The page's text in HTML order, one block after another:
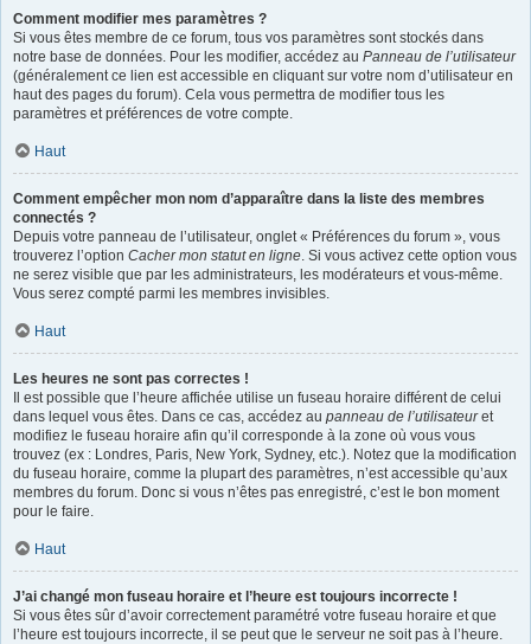
Comment modifier mes paramètres ?
Si vous êtes membre de ce forum, tous vos paramètres sont stockés dans
notre base de données. Pour les modifier, accédez au Panneau de l’utilisateur
(généralement ce lien est accessible en cliquant sur votre nom d’utilisateur en
haut des pages du forum). Cela vous permettra de modifier tous les
paramètres et préférences de votre compte.
Haut
Comment empêcher mon nom d’apparaître dans la liste des membres
connectés ?
Depuis votre panneau de l’utilisateur, onglet « Préférences du forum », vous
trouverez l’option Cacher mon statut en ligne. Si vous activez cette option vous
ne serez visible que par les administrateurs, les modérateurs et vous-même.
Vous serez compté parmi les membres invisibles.
Haut
Les heures ne sont pas correctes !
Il est possible que l’heure affichée utilise un fuseau horaire différent de celui
dans lequel vous êtes. Dans ce cas, accédez au panneau de l’utilisateuret
modifiez le fuseau horaire afin qu’il corresponde à la zone où vous vous
trouvez (ex : Londres, Paris, New York, Sydney, etc.). Notez que la modification
du fuseau horaire, comme la plupart des paramètres, n’est accessible qu’aux
membres du forum. Donc si vous n’êtes pas enregistré, c’est le bon moment
pour le faire.
Haut
J’ai changé mon fuseau horaire et l’heure est toujours incorrecte !
Si vous êtes sûr d’avoir correctement paramétré votre fuseau horaire et que
l’heure est toujours incorrecte, il se peut que le serveur ne soit pas à l’heure.